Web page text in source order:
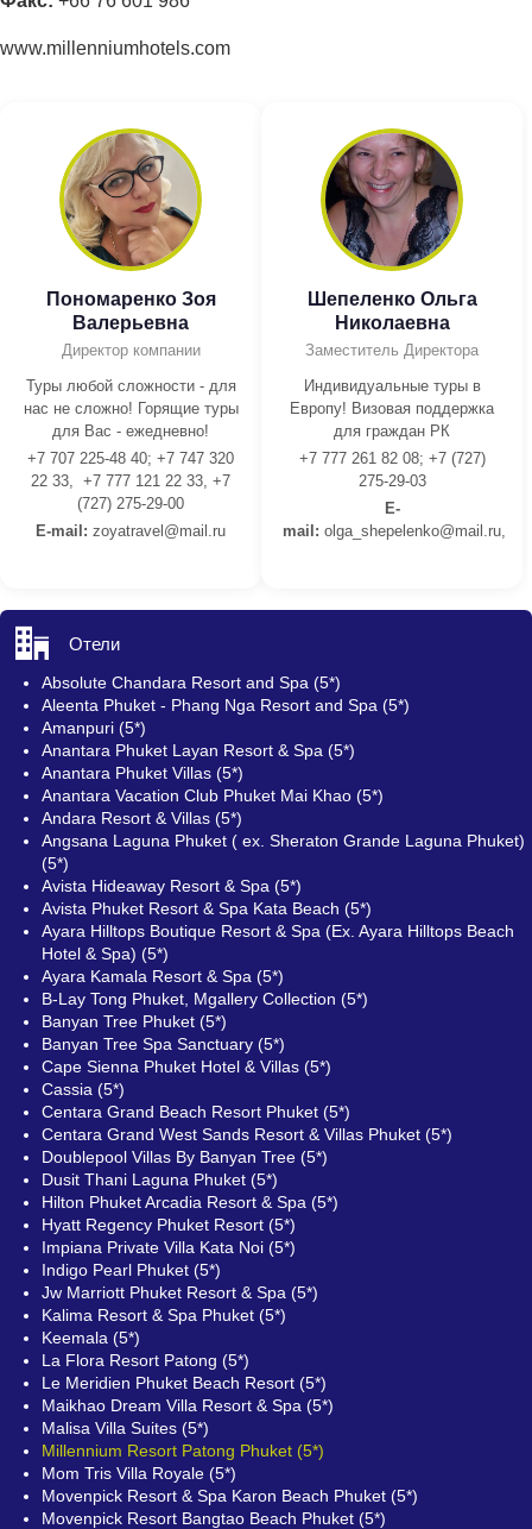
www.millenniumhotels.com
Пономаренко Зоя
Валерьевна
Директор компании
Туры любой сложности - для
нас не сложно! Горящие туры
для Вас - ежедневно!
+7 707 225-48 40; +7 747 320
22 33, +7 777 121 22 33, +7
(727) 275-29-00
E-mail: zoyatravel@mail.ru
Шепеленко Ольга
Николаевна
Заместитель Директора
Индивидуальные туры в
Европу! Визовая поддержка
для граждан РК
+7 777 261 82 08; +7 (727)
275-29-03
E-
mail: olga_shepelenko@mail.ru,
Отели
Absolute Chandara Resort and Spa (5*)
Aleenta Phuket - Phang Nga Resort and Spa (5*)
Amanpuri (5*)
Anantara Phuket Layan Resort & Spa (5*)
Anantara Phuket Villas (5*)
Anantara Vacation Club Phuket Mai Khao (5*)
Andara Resort & Villas (5*)
Angsana Laguna Phuket ( ex. Sheraton Grande Laguna Phuket)
(5*)
Avista Hideaway Resort & Spa (5*)
Avista Phuket Resort & Spa Kata Beach (5*)
Ayara Hilltops Boutique Resort & Spa (Ex. Ayara Hilltops Beach
Hotel & Spa) (5*)
Ayara Kamala Resort & Spa (5*)
B-Lay Tong Phuket, Mgallery Collection (5*)
Banyan Tree Phuket (5*)
Banyan Tree Spa Sanctuary (5*)
Cape Sienna Phuket Hotel & Villas (5*)
Cassia (5*)
Centara Grand Beach Resort Phuket (5*)
Centara Grand West Sands Resort & Villas Phuket (5*)
Doublepool Villas By Banyan Tree (5*)
Dusit Thani Laguna Phuket (5*)
Hilton Phuket Arcadia Resort & Spa (5*)
Hyatt Regency Phuket Resort (5*)
Impiana Private Villa Kata Noi (5*)
Indigo Pearl Phuket (5*)
Jw Marriott Phuket Resort & Spa (5*)
Kalima Resort & Spa Phuket (5*)
Keemala (5*)
La Flora Resort Patong (5*)
Le Meridien Phuket Beach Resort (5*)
Maikhao Dream Villa Resort & Spa (5*)
Malisa Villa Suites (5*)
Millennium Resort Patong Phuket (5*)
Mom Tris Villa Royale (5*)
Movenpick Resort & Spa Karon Beach Phuket (5*)
Movenpick Resort Bangtao Beach Phuket (5*)